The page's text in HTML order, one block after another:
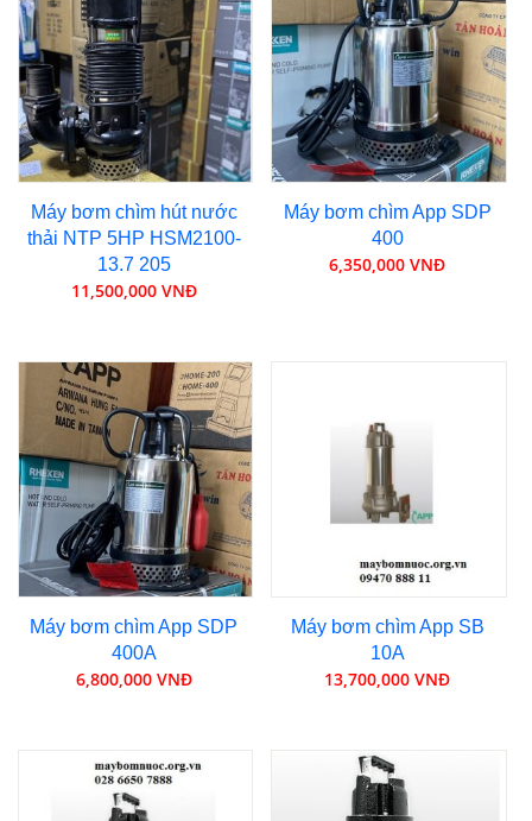
Máy bơm chìm hút nước
thải NTP 5HP HSM2100-
13.7 205
11,500,000 VNĐ
Máy bơm chìm App SDP
400
6,350,000 VNĐ
Máy bơm chìm App SDP
400A
6,800,000 VNĐ
Máy bơm chìm App SB
10A
13,700,000 VNĐ